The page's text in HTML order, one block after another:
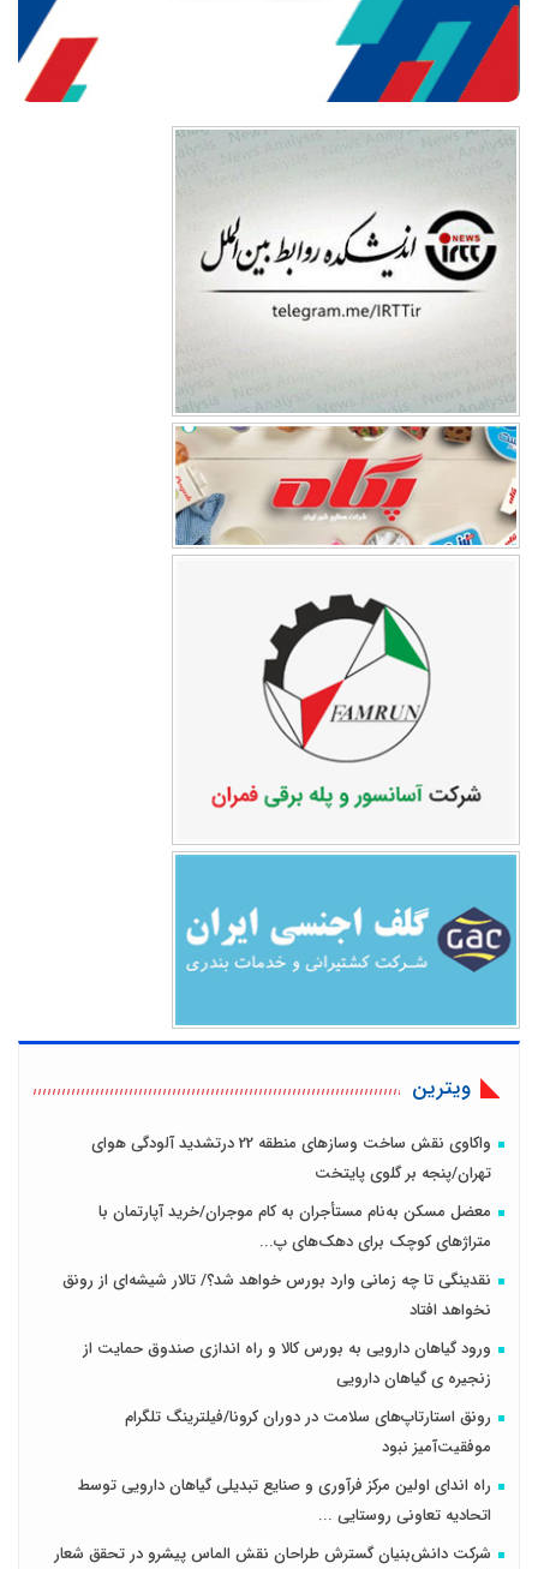
ویترین
واکاوی نقش ساخت وسازهای منطقه 22 درتشدید آلودگی هوای
تهران/پنجه بر گلوی پایتخت
معضل مسکن به‌نام مستأجران به کام موجران/خرید آپارتمان با
متراژهای کوچک برای دهک‌های پ...
نقدینگی تا چه زمانی وارد بورس خواهد شد؟/ تالار شیشه‌ای از رونق
نخواهد افتاد
ورود گیاهان دارویی به بورس کالا و راه اندازی صندوق حمایت از
زنجیره ی گیاهان دارویی
رونق استارتاپ‌های سلامت در دوران کرونا/فیلترینگ تلگرام
موفقیت‌آمیز نبود
راه اندای اولین مرکز فرآوری و صنایع تبدیلی گیاهان دارویی توسط
اتحادیه تعاونی روستایی ...
شرکت دانش‌بنیان گسترش طراحان‌‌ ‌نقش‌ الماس پیشرو در تحقق شعار